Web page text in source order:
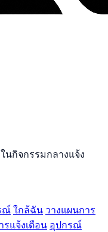
กิจกรรมกลางแจ้ง
ณ์ใกล้ฉัน วางแผนการ
รแจ้งเตือน อุปกรณ์